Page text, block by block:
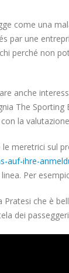
come una
par une
perché non
anche
The
la valutazione
meretrici sul
auf-ihre-
Per
che è
dei